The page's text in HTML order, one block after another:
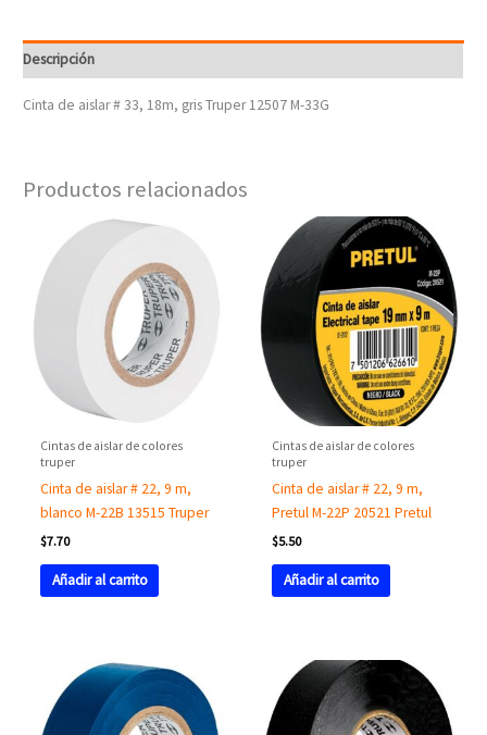
Descripción
Cinta de aislar # 33, 18m, gris Truper 12507 M-33G
Productos relacionados
Cintas de aislar de colores
truper
Cinta de aislar # 22, 9 m,
blanco M-22B 13515 Truper
$7.70
Añadir al carrito
Cintas de aislar de colores
truper
Cinta de aislar # 22, 9 m,
Pretul M-22P 20521 Pretul
$5.50
Añadir al carrito